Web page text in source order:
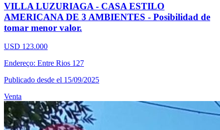
VILLA LUZURIAGA - CASA ESTILO
AMERICANA DE 3 AMBIENTES - Posibilidad de
tomar menor valor.
USD 123.000
Endereço: Entre Rios 127
Publicado desde el 15/09/2025
Venta